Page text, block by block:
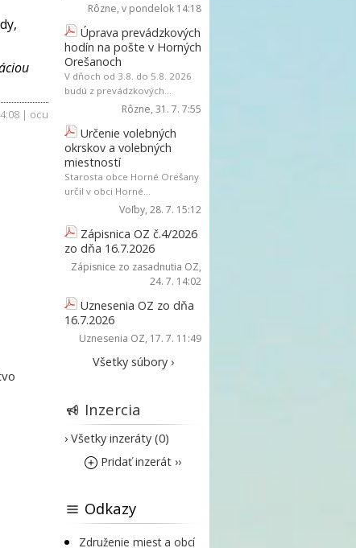
| ocu
Rôzne, v pondelok 14:18
Úprava prevádzkových
hodín na pošte v Horných
Orešanoch
V dňoch od 3.8. do 5.8. 2026
budú z prevádzkových...
Rôzne, 31. 7. 7:55
Určenie volebných
okrskov a volebných
miestností
Starosta obce Horné Orešany
určil v obci Horné...
Voľby, 28. 7. 15:12
Zápisnica OZ č.4/2026
zo dňa 16.7.2026
Zápisnice zo zasadnutia OZ,
24. 7. 14:02
Uznesenia OZ zo dňa
16.7.2026
Uznesenia OZ, 17. 7. 11:49
Všetky súbory ›
Inzercia
› Všetky inzeráty (0)
Pridať inzerát ››
Odkazy
Združenie miest a obcí